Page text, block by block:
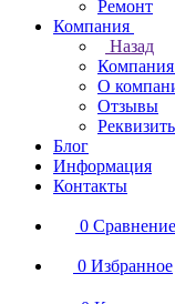
Ремонт
Компания
Назад
Компания
О
Отзывы
Блог
Информация
Контакты
0 Сравнение
0 Избранное